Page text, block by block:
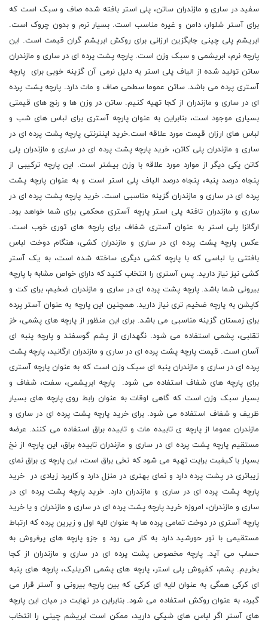
سفید در ساری و مازندران ساتن، پلی استر بافته شده صاف و سبک است که
برای آستر شلوار، دامن و غیره مناسب است. بسیار نرم و بدون چروک است.
ابریشم پلی چینی جایگزین ارزانی برای روکش ابریشم گران قیمت است. این
پارچه نرم، ابریشمی و سبک وزن است. پارچه پشت پرده ای در ساری و مازندران
ساتن تولید شده از الیاف پلی استر به دلیل نرمی آن گزینه خوبی برای پارچه
آستری پرده می باشد. ساتن عموما سطحی صاف و مات دارد. پارچه پشت پرده
ای در ساری و مازندران از کجا تهیه کنیم. ساتن در وزن ها و رنج های قیمتی
بسیاری موجود است، بنابراین به عنوان پارچه آستری برای لباس های شب و
لباس های ارزان قیمت مورد علاقه است.خرید اینترنتی پارچه پشت پرده ای در
ساری و مازندران پلی کاتن، خرید پارچه پشت پرده ای در ساری و مازندران پلی
کاتن یکی دیگر از موارد مورد علاقه با وزن بیشتر است. این پارچه ترکیبی از
پنجاه درصد پنبه، پنجاه درصد الیاف پلی استر است و به عنوان پارچه پشت
پرده ای در ساری و مازندران گزینه مناسبی است. خرید پارچه پشت پرده ای در
ساری و مازندران تافته پلی استر پارچه آستری محکمی برای شما خواهد بود.
ارگانزا پلی استر به عنوان آستری شفاف برای پارچه های توری خوب است.
عکس پارچه پشت پرده ای در ساری و مازندران کشی، هنگام دوخت لباس
بافتنی یا لباسی که با پارچه کشی دیگری ساخته شده است، به یک آستر
کشی نیز نیاز دارید. پس آستری را انتخاب کنید که دارای خواص مشابه با پارچه
بیرونی شما باشد. پارچه پشت پرده ای در ساری و مازندران ضخیم، برای کت و
کاپشن به پارچه ضخیم تری نیاز دارید. همچنین این پارچه به عنوان آستر پرده
برای زمستان گزینه مناسبی می باشد. برای این منظور از پارچه های پشمی، خز
تقلبی، پشمی استفاده می شود. نگهداری از پشم گوسفند و پارچه پنبه ای
آسان است. قیمت پارچه پشت پرده ای در ساری و مازندران ارگانید، پارچه پشت
پرده ای در ساری و مازندران پنبه ای سبک وزن است که به عنوان پارچه آستری
برای پارچه های شفاف استفاده می شود. پارچه ابریشمی، سفت، شفاف و
بسیار سبک وزن است که گاهی اوقات به عنوان رابط روی پارچه های بسیار
ظریف و شفاف استفاده می شود. برای خرید پارچه پشت پرده ای در ساری و
مازندران عموما از پارچه ی تابیده مات و تابیده براق استفاده می کنند. عرضه
مستقیم پارچه پشت پرده ای در ساری و مازندران تابیده براق، این پارچه از نخ
بسیار با کیفیت برایت تهیه می شود که نخی براق است، این پارچه ی براق نمای
زیباتری در پشت پرده دارد و نمای بهتری در منزل دارد و کاربرد زیادی در خرید
پارچه پشت پرده ای در ساری و مازندران دارد. خرید پارچه پشت پرده ای در
ساری و مازندران، امروزه خرید پارچه پشت پرده ای در ساری و مازندران و یا خرید
پارچه آستری در دوخت تمامی پرده ها به عنوان لایه اول و زیرین پرده که ارتباط
مستقیمی با نور حورشید دارد به کار می رود و جزو پارچه های پرفروش به
حساب می آید. پارچه مخصوص پشت پرده ای در ساری و مازندران از کجا
بخریم. پشم، کفپوش پلی استر، پارچه های پشمی اکریلیک، پارچه های پنبه
ای کرکی همگی به عنوان لایه ای کرکی که بین پارچه بیرونی و آستر قرار می
گیرد، به عنوان روکش استفاده می شود. بنابراین در نهایت در میان این پارچه
های آستر اگر لباس های شیکی دارید، ممکن است ابریشم چینی را انتخاب